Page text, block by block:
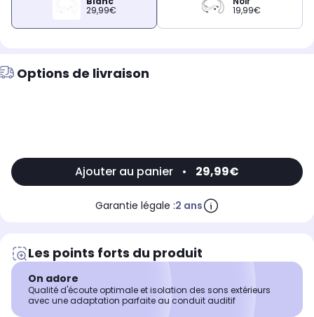
29,99€ 19,99€
Options de livraison
Ajouter au panier • 29,99€
Garantie légale :2 ans
Les points forts du produit
On adore
Qualité d'écoute optimale et isolation des sons extérieurs
avec une adaptation parfaite au conduit auditif